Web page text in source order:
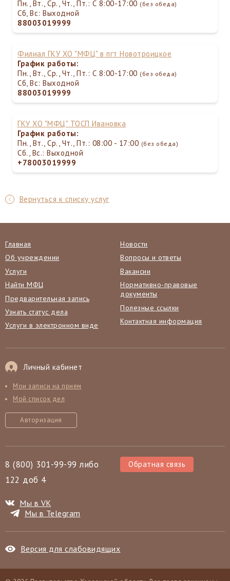
Пн., Вт., Ср., Чт., Пт.: С 8:00-17:00 (без обеда)
Сб, Вс: Выходной
88003019999
Филиал ГКУ ХО "МФЦ" в пгт Новотроицкое
График работы:
Пн., Вт., Ср., Чт., Пт.: С 8:00-17:00 (без обеда)
Сб, Вс: Выходной
88003019999
ГКУ ХО "МФЦ" ТОСП Ивановка
График работы:
Пн., Вт., Ср., Чт., Пт.: 08:00 - 17:00 (без обеда)
Сб., Вс.: Выходной
+78003019999
Вернуться к списку услуг
Главная
Об учреждении
Услуги
Найти МФЦ
Предварительная запись
Узнать статус дела
Услуги в электронном виде
Новости
Вопросы и ответы
Вакансии
Нормативно-правовые
документы
Полезные ссылки
Контактная информация
Личный кабинет
Мои записи на прием
Мой список дел
Авторизация
8 (800) 301-99-99 либо
122 доб 4
Обратная связь
Мы в VK
Мы в Telegram
Версия для слабовидящих